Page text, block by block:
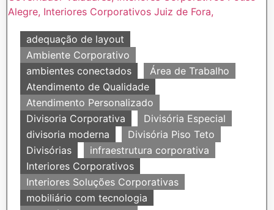
adequação de layout
Ambiente Corporativo
ambientes conectados
Área de Trabalho
Atendimento de Qualidade
Atendimento Personalizado
Divisoria Corporativa
Divisória Especial
divisoria moderna
Divisória Piso Teto
Divisórias
infraestrutura corporativa
Interiores Corporativos
Interiores Soluções Corporativas
mobiliário com tecnologia